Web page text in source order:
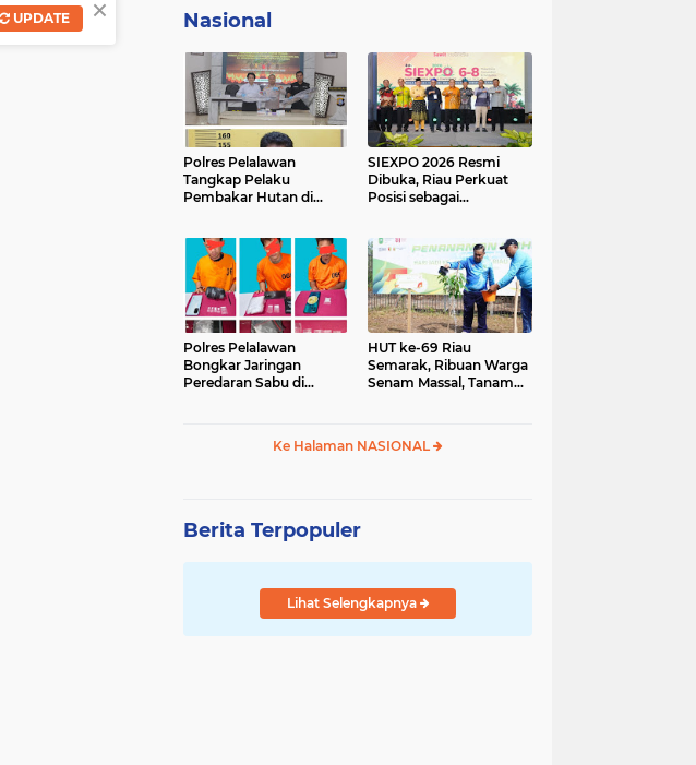
Nasional
Polres Pelalawan
Tangkap Pelaku
Pembakar Hutan di
Kebun Sawit
SIEXPO 2026 Resmi
Dibuka, Riau Perkuat
Posisi sebagai
Polres Pelalawan
Bongkar Jaringan
Peredaran Sabu di
HUT ke-69 Riau
Semarak, Ribuan Warga
Senam Massal, Tanam
Ke Halaman NASIONAL
Berita Terpopuler
Lihat Selengkapnya
×
UPDATE